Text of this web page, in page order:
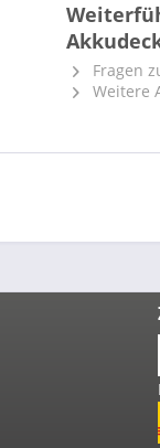
Fragen
Weitere